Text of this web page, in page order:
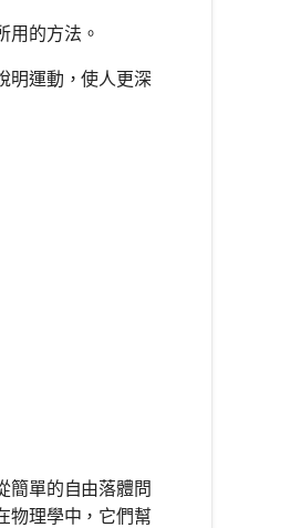
用的方法。
明運動，使人更深
簡單的自由落體問
物理學中，它們幫